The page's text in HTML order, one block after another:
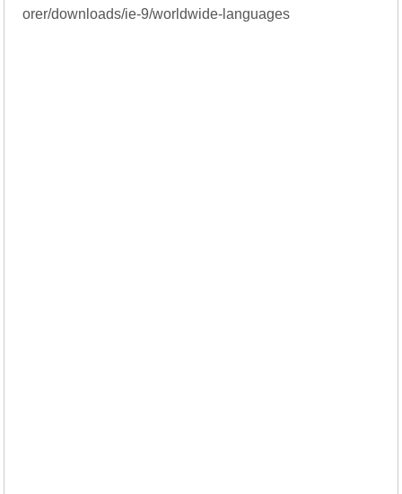
orer/downloads/ie-9/worldwide-languages